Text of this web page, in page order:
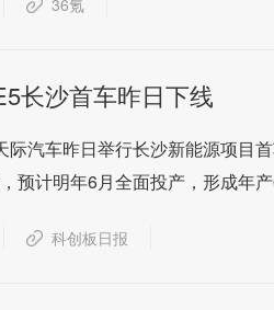
36氪
长沙首车昨日下线
际汽车昨日举行长沙新能源项目
预计明年6月全面投产，形成年
科创板日报